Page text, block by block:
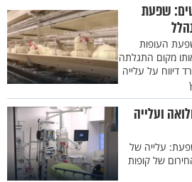
שפעת
העופות
מקום התגלתה
על עלייה
ועלייה
עלייה של
של קופות